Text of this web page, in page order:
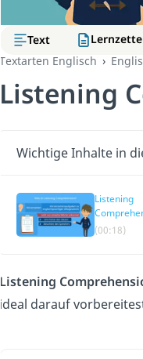
Text
Textarten Englisch
Listening
Wichtige Inhalte in
Listening
einfach
(00:18)
Listening
ideal darauf